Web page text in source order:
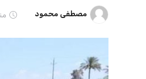
اخبار الرياضة
مصطفى محمود منذ